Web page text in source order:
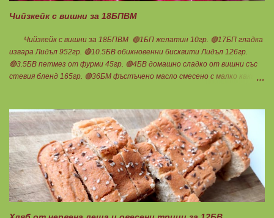
Чийзкейк с вишни за 18БПВМ
Чийзкейк с вишни за 18БПВМ 🟢1БП желатин 10гр. 🟢17БП гладка
извара Лидъл 952гр. 🔴10.5БВ обикновенни бисквити Лидъл 126гр.
🔴3.5БВ петмез от фурми 45гр. 🟢4БВ домашно сладко от вишни със
стевия бленд 165гр. 🟢36БМ фъстъчено масло смесено с малко какао (
Бисквитките не го предполагат много, но мигвам...Начуках ги по-
едро и смесих с фъстъченото масло. Получи се доволно количество.
Загладих с чашка във формата. Изварата смесих с петмез от фурми и
супена лъжица стевия бленд. Добавих ванилия и разтопения
предварително на водна баня желатин. Веднага изсипах крема върху
бисквитките и прибрах да стегне. Когато е готово добавям
сладкото... Нека да ни е вкусно заедно! Люси